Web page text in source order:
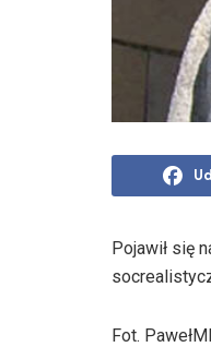
Pojawił się
Fot.